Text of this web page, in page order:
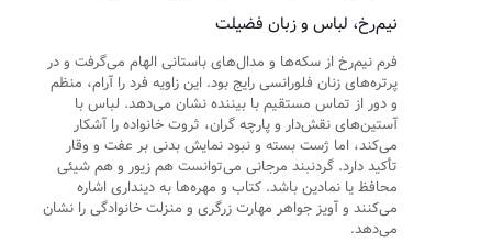
نیم‌رخ، لباس و زبان فضیلت
فرم نیم‌رخ از سکه‌ها و مدال‌های باستانی الهام می‌گرفت و در
پرتره‌های زنان فلورانسی رایج بود. این زاویه فرد را آرام، منظم
و دور از تماس مستقیم با بیننده نشان می‌دهد. لباس با
آستین‌های نقش‌دار و پارچه گران، ثروت خانواده را آشکار
می‌کند، اما ژست بسته و نبود نمایش بدنی بر عفت و وقار
تأکید دارد. گردنبند مرجانی می‌توانست هم زیور و هم شیئی
محافظ یا نمادین باشد. کتاب و مهره‌ها به دینداری اشاره
می‌کنند و آویز جواهر مهارت زرگری و منزلت خانوادگی را نشان
می‌دهد.